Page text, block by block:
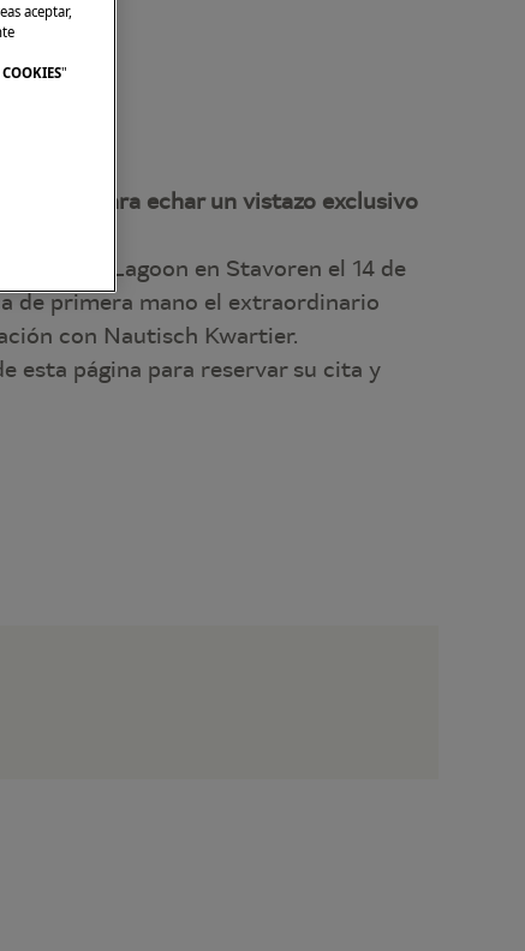
para echar un vistazo exclusivo
Días del Lagoon en Stavoren el 14 de
de primera mano el extraordinario
con Nautisch Kwartier.
esta página para reservar su cita y
aceptar,
"